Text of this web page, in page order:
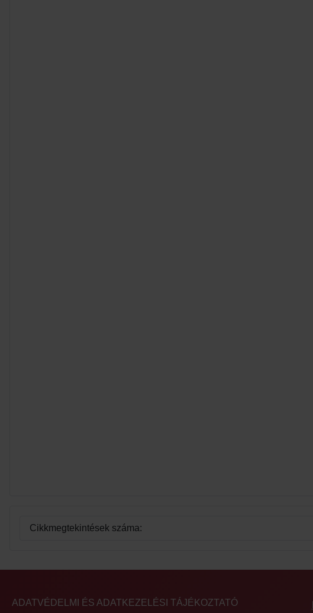
Cikkmegtekintések száma:
ADATVÉDELMI ÉS ADATKEZELÉSI TÁJÉKOZTATÓ